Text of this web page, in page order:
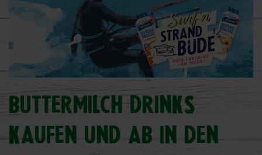
BUTTERMILCH DRINKS
KAUFEN UND AB IN DEN